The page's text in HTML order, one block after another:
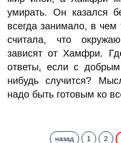
умирать. Он казался
всегда занимало, в чем
считала, что
зависят от Хамфри.
ответы, если с
нибудь случится?
надо быть готовым ко
назад 1 2